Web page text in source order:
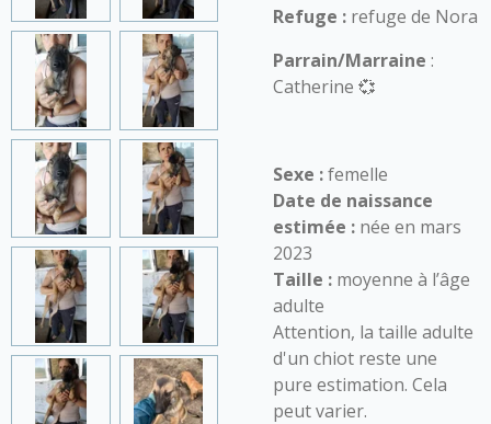
Refuge : refuge de Nora
Parrain/Marraine :
Catherine 💞
Sexe :femelle
Date de naissance
estimée : née en mars
2023
Taille : moyenne à l’âge
adulte
Attention, la taille adulte
d'un chiot reste une
pure estimation. Cela
peut varier.